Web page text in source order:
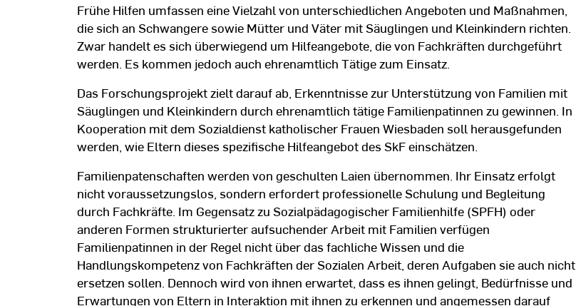
Frühe Hilfen umfassen eine Vielzahl von unterschiedlichen Angeboten und Maßnahmen,
die sich an Schwangere sowie Mütter und Väter mit Säuglingen und Kleinkindern richten.
Zwar handelt es sich überwiegend um Hilfeangebote, die von Fachkräften durchgeführt
werden. Es kommen jedoch auch ehrenamtlich Tätige zum Einsatz.
Das Forschungsprojekt zielt darauf ab, Erkenntnisse zur Unterstützung von Familien mit
Säuglingen und Kleinkindern durch ehrenamtlich tätige Familienpatinnen zu gewinnen. In
Kooperation mit dem Sozialdienst katholischer Frauen Wiesbaden soll herausgefunden
werden, wie Eltern dieses spezifische Hilfeangebot des SkF einschätzen.
Familienpatenschaften werden von geschulten Laien übernommen. Ihr Einsatz erfolgt
nicht voraussetzungslos, sondern erfordert professionelle Schulung und Begleitung
durch Fachkräfte. Im Gegensatz zu Sozialpädagogischer Familienhilfe (SPFH) oder
anderen Formen strukturierter aufsuchender Arbeit mit Familien verfügen
Familienpatinnen in der Regel nicht über das fachliche Wissen und die
Handlungskompetenz von Fachkräften der Sozialen Arbeit, deren Aufgaben sie auch nicht
ersetzen sollen. Dennoch wird von ihnen erwartet, dass es ihnen gelingt, Bedürfnisse und
Erwartungen von Eltern in Interaktion mit ihnen zu erkennen und angemessen darauf